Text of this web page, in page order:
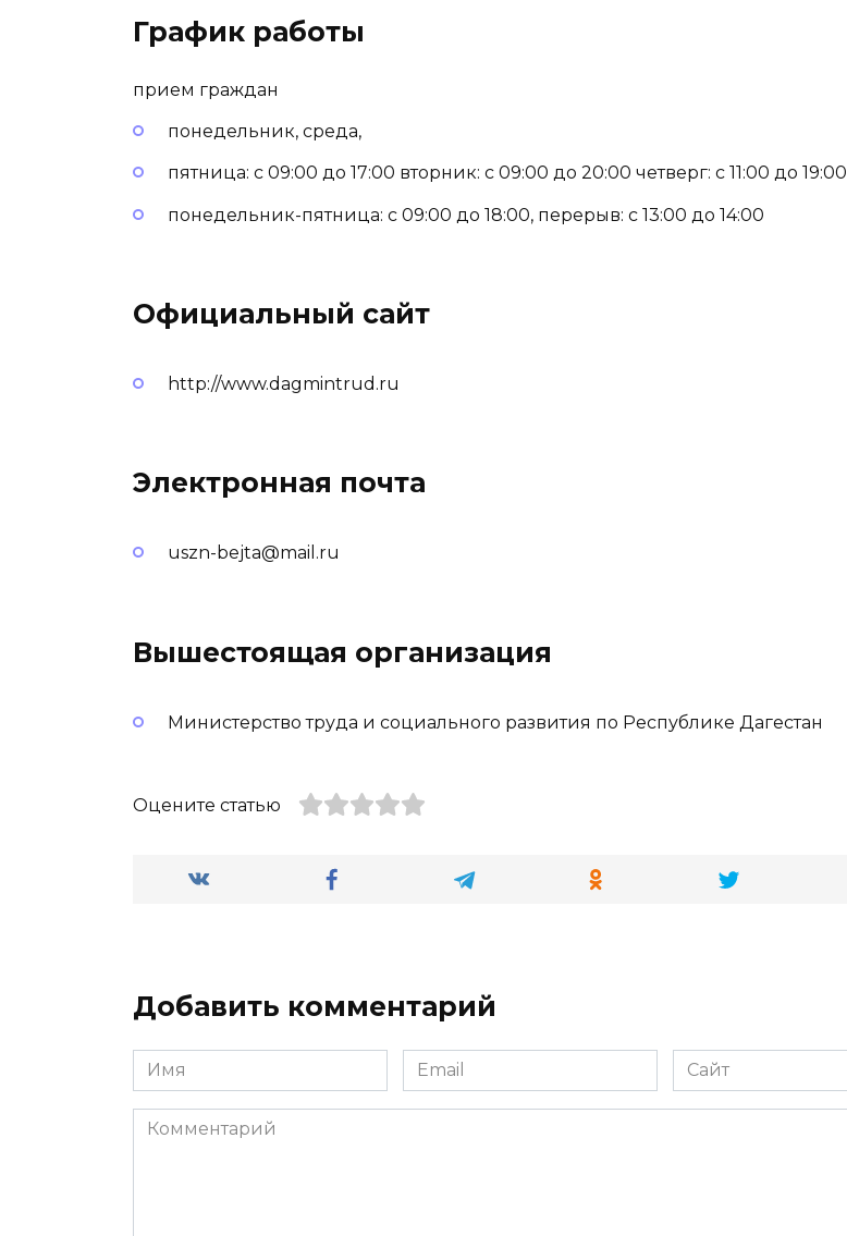
График работы
прием граждан
понедельник, среда,
пятница: с 09:00 до 17:00 вторник: с 09:00 до 20:00 четверг: с 11:00 до 19:00
понедельник-пятница: с 09:00 до 18:00, перерыв: с 13:00 до 14:00
Официальный сайт
http://www.dagmintrud.ru
Электронная почта
uszn-bejta@mail.ru
Вышестоящая организация
Министерство труда и социального развития по Республике Дагестан
Оцените статью
Добавить комментарий
Имя
*
Email
*
Сайт
Комментарий